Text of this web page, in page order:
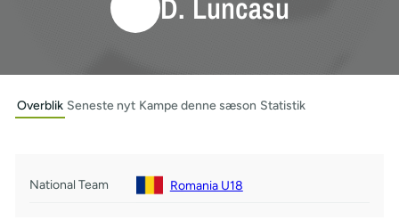
D. Luncasu
Overblik Seneste nyt Kampe denne sæson Statistik
National Team Romania U18